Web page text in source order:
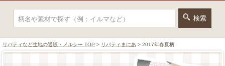
リバティなど生地の通販・メルシー TOP > リバティまにあ > 2017年春夏柄